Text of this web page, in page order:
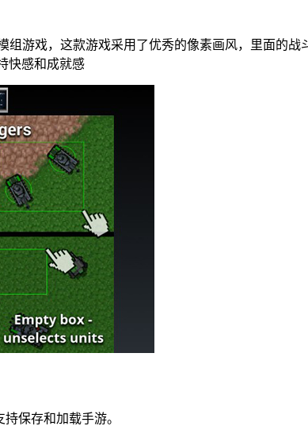
组游戏，这款游戏采用了优秀的像素画风，里面的
快感和成就感
保存和加载手游。